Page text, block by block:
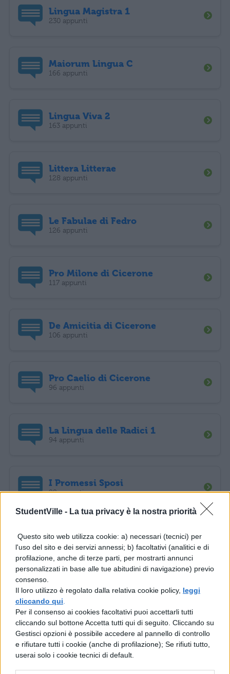
StudentVille - La tua privacy è la nostra priorità
Questo sito web utilizza cookie: a) necessari (tecnici) per
l'uso del sito e dei servizi annessi; b) facoltativi (analitici e di
profilazione, anche di terze parti, per mostrarti annunci
personalizzati in base alle tue abitudini di navigazione) previo
consenso.
Il loro utilizzo è regolato dalla relativa cookie policy, leggi
cliccando qui
Per il consenso ai cookies facoltativi puoi accettarli tutti
cliccando sul bottone Accetta tutti qui di seguito. Cliccando su
Gestisci opzioni è possibile accedere al pannello di controllo
e rifiutare tutti i cookie (anche di profilazione); Se rifiuti tutto,
userai solo i cookie tecnici di default.
Lingua Magistra 1
230 appunti
Maiorum Lingua C
166 appunti
Lingua Viva 2
163 appunti
Littera Litterae
128 appunti
Le Fabulae di Fedro
126 appunti
Pro Milone di Cicerone
117 appunti
De Amicitia di Cicerone
106 appunti
Pro Caelio di Cicerone
96 appunti
La Lingua delle Radici 1
94 appunti
I Promessi Sposi
92 appunti
La Divina Commedia
88 appunti
De Senectute di Cicerone
87 appunti
Autori Tutti gli Autori >
Versioni dai Libri di Esercizi
1534 appunti